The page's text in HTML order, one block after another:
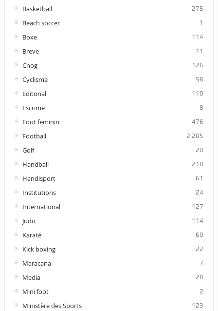
Basketball 275
Beach soccer 1
Boxe 114
Breve 11
Cnog 126
Cyclisme 58
Editorial 110
Escrime 8
Foot feminin 476
Football 2 205
Golf 20
Handball 218
Handisport 61
Institutions 24
International 127
Judo 114
Karaté 69
Kick boxing 22
Maracana 7
Media 28
Mini foot 2
Ministère des Sports 123